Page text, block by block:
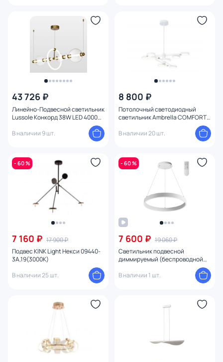
43 726 ₽
Линейно-Подвесной светильник
Lussole Конкорд 38W LED 4000К
В наличии 9 шт.
8 800 ₽
Потолочный светодиодный
светильник Ambrella COMFORT
В наличии 20 шт.
- 60 %
7 160 ₽ 17 900 ₽
Подвес KINK Light Некси 09440-
3A,19(3000K)
В наличии 25 шт.
- 60 %
7 600 ₽ 19 060 ₽
Светильник подвесной
диммируемый (беспроводной
пульт ДУ в комплекте) NovoTech
ITER LED 3000-6000К (теплый,
В наличии 1 шт.